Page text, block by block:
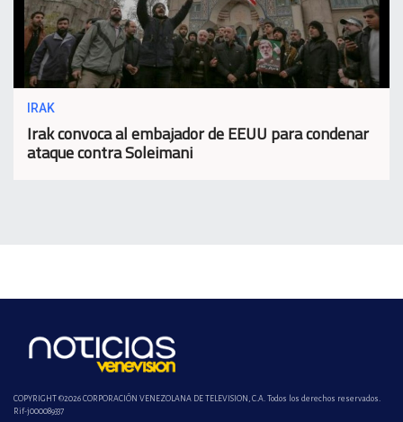
IRAK
Irak convoca al embajador de EEUU para condenar
ataque contra Soleimani
COPYRIGHT ©2026 CORPORACIÓN VENEZOLANA DE TELEVISION, C.A. Todos los derechos reservados.
Rif-j000089337